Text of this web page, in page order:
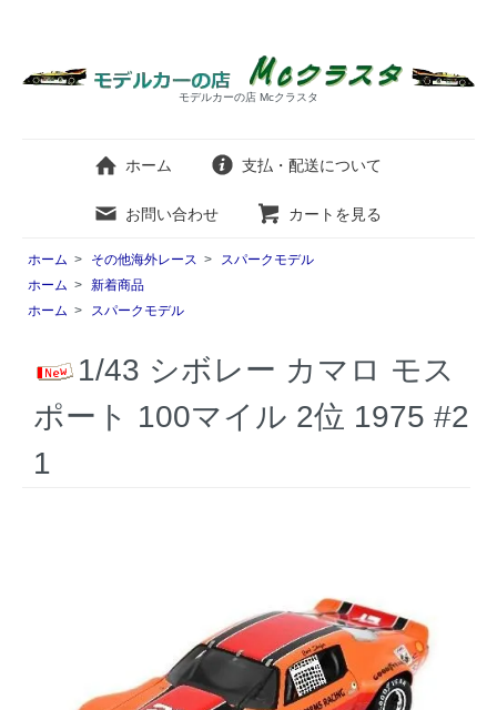
モデルカーの店 Mcクラスタ
ホーム 支払・配送について
お問い合わせ カートを見る
ホーム > その他海外レース >
スパークモデル
ホーム > 新着商品
ホーム > スパークモデル
1/43 シボレー カマロ モス
ポート 100マイル 2位 1975 #2
1